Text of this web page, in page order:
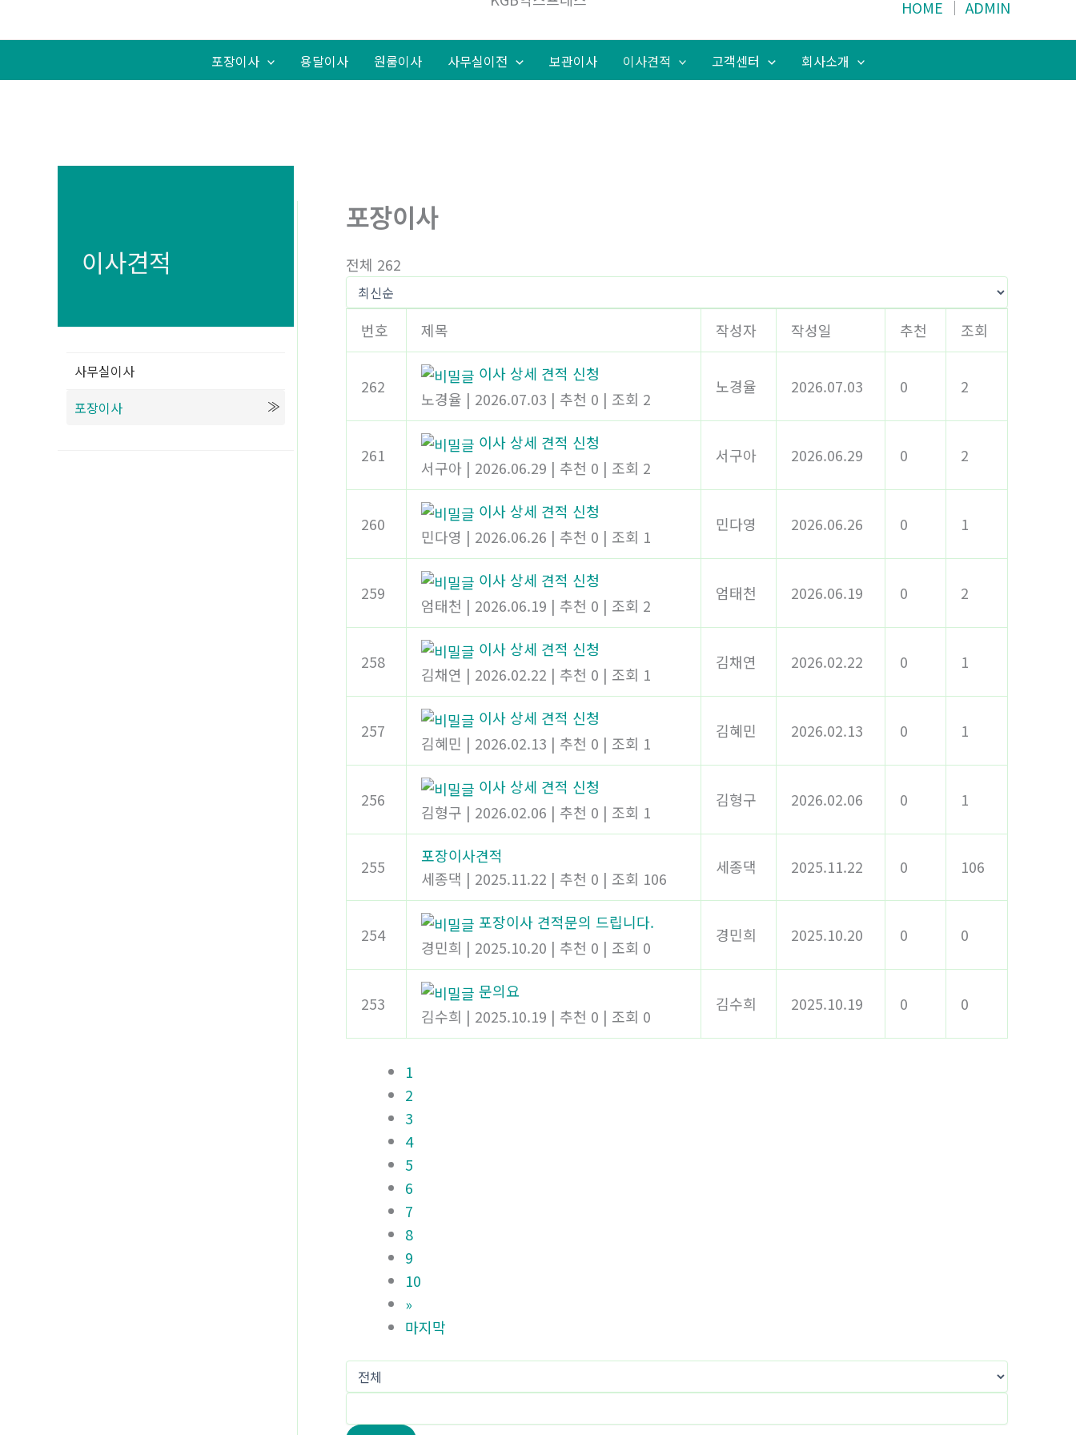
건
HOME │ ADMIN
포장이사 용달이사 원룸이사 사무실이전 보관이사 이사견적 고객센터 회사소개
이사견적
사무실이사
포장이사
포장이사
전체 262
번호 제목 작성자 작성일 추천 조회
262
이사 상세 견적 신청
노경율 | 2026.07.03 | 추천 0 | 조회 2
노경율 2026.07.03 0 2
261
이사 상세 견적 신청
서구아 | 2026.06.29 | 추천 0 | 조회 2
서구아 2026.06.29 0 2
260
이사 상세 견적 신청
민다영 | 2026.06.26 | 추천 0 | 조회 1
민다영 2026.06.26 0 1
259
이사 상세 견적 신청
엄태천 | 2026.06.19 | 추천 0 | 조회 2
엄태천 2026.06.19 0 2
258
이사 상세 견적 신청
김채연 | 2026.02.22 | 추천 0 | 조회 1
김채연 2026.02.22 0 1
257
이사 상세 견적 신청
김혜민 | 2026.02.13 | 추천 0 | 조회 1
김혜민 2026.02.13 0 1
256
이사 상세 견적 신청
김형구 | 2026.02.06 | 추천 0 | 조회 1
김형구 2026.02.06 0 1
255
포장이사견적
세종댁 | 2025.11.22 | 추천 0 | 조회 106
세종댁 2025.11.22 0 106
254
포장이사 견적문의 드립니다.
경민희 | 2025.10.20 | 추천 0 | 조회 0
경민희 2025.10.20 0 0
253
문의요
김수희 | 2025.10.19 | 추천 0 | 조회 0
김수희 2025.10.19 0 0
1
2
3
4
5
6
7
8
9
10
»
마지막